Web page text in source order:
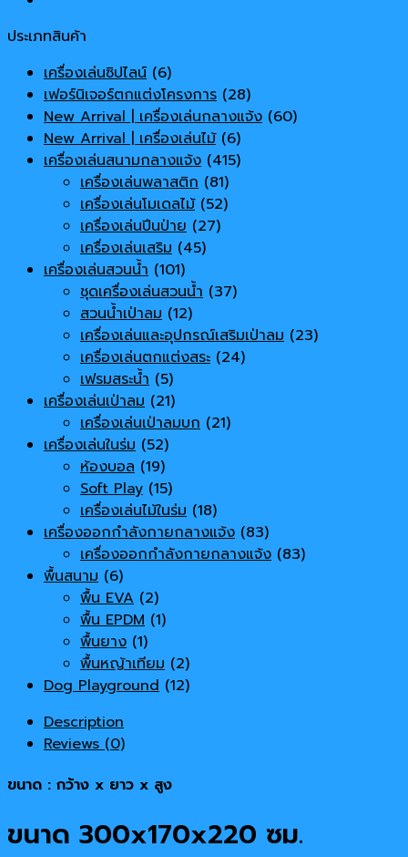
ประเภทสินค้า
เครื่องเล่นซิปไลน์ (6)
เฟอร์นิเจอร์ตกแต่งโครงการ (28)
New Arrival | เครื่องเล่นกลางแจ้ง (60)
New Arrival | เครื่องเล่นไม้ (6)
เครื่องเล่นสนามกลางแจ้ง (415)
เครื่องเล่นพลาสติก (81)
เครื่องเล่นโมเดลไม้ (52)
เครื่องเล่นปีนป่าย (27)
เครื่องเล่นเสริม (45)
เครื่องเล่นสวนน้ำ (101)
ชุดเครื่องเล่นสวนน้ำ (37)
สวนน้ำเป่าลม (12)
เครื่องเล่นและอุปกรณ์เสริมเป่าลม (23)
เครื่องเล่นตกแต่งสระ (24)
เฟรมสระน้ำ (5)
เครื่องเล่นเป่าลม (21)
เครื่องเล่นเป่าลมบก (21)
เครื่องเล่นในร่ม (52)
ห้องบอล (19)
Soft Play (15)
เครื่องเล่นไม้ในร่ม (18)
เครื่องออกกำลังกายกลางแจ้ง (83)
เครื่องออกกำลังกายกลางแจ้ง (83)
พื้นสนาม (6)
พื้น EVA (2)
พื้น EPDM (1)
พื้นยาง (1)
พื้นหญ้าเทียม (2)
Dog Playground (12)
Description
Reviews (0)
ขนาด : กว้าง x ยาว x สูง
ขนาด 300x170x220 ซม.